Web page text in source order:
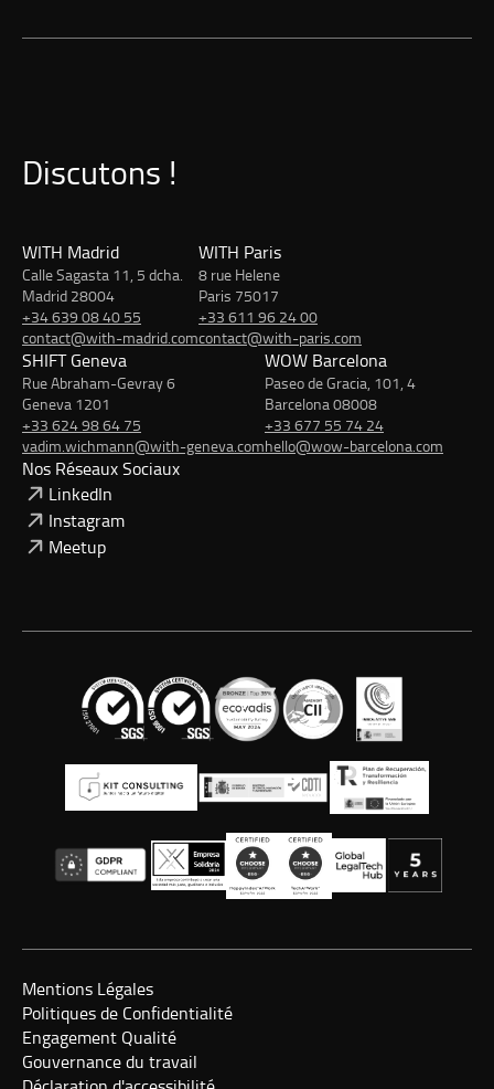
Discutons !
WITH Madrid
Calle Sagasta 11, 5 dcha.
Madrid 28004
+34 639 08 40 55
contact@with-madrid.com
WITH Paris
8 rue Helene
Paris 75017
+33 611 96 24 00
contact@with-paris.com
SHIFT Geneva
Rue Abraham-Gevray 6
Geneva 1201
+33 624 98 64 75
vadim.wichmann@with-geneva.com
WOW Barcelona
Paseo de Gracia, 101, 4
Barcelona 08008
+33 677 55 74 24
hello@wow-barcelona.com
Nos Réseaux Sociaux
LinkedIn
Instagram
Meetup
Mentions Légales
Politiques de Confidentialité
Engagement Qualité
Gouvernance du travail